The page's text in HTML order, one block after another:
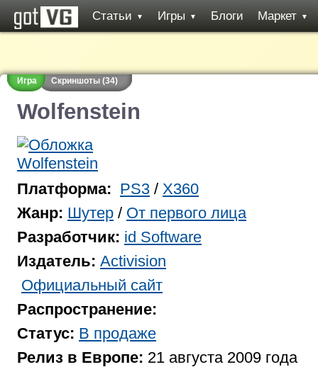
Статьи ▼ Игры ▼ Блоги Маркет ▼
Игра Скриншоты (34)
Wolfenstein
Платформа: PS3 / X360
Жанр: Шутер / От первого лица
Разработчик: id Software
Издатель: Activision
Официальный сайт
Распространение:
Статус: В продаже
Релиз в Европе: 21 августа 2009 года